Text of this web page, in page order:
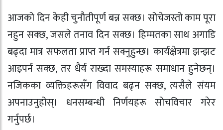
आजको दिन केही चुनौतीपूर्ण बन्न सक्छ। सोचेजस्तो काम पूरा
नहुन सक्छ, जसले तनाव दिन सक्छ। हिम्मतका साथ अगाडि
बढ्दा मात्र सफलता प्राप्त गर्न सक्नुहुन्छ। कार्यक्षेत्रमा झन्झट
आइपर्न सक्छ, तर धैर्य राख्दा समस्याहरू समाधान हुनेछन्।
नजिकका व्यक्तिहरूसँग विवाद बढ्न सक्छ, त्यसैले संयम
अपनाउनुहोस्। धनसम्बन्धी निर्णयहरू सोचविचार गरेर
गर्नुपर्छ।